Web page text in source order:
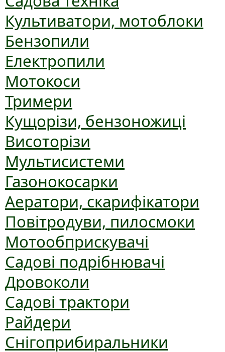
Культиватори, мотоблоки
Бензопили
Електропили
Мотокоси
Тримери
Кущорізи, бензоножиці
Висоторізи
Мультисистеми
Газонокосарки
Аератори, скарифікатори
Повітродуви, пилосмоки
Мотообприскувачі
Садові подрібнювачі
Дровоколи
Садові трактори
Райдери
Снігоприбиральники